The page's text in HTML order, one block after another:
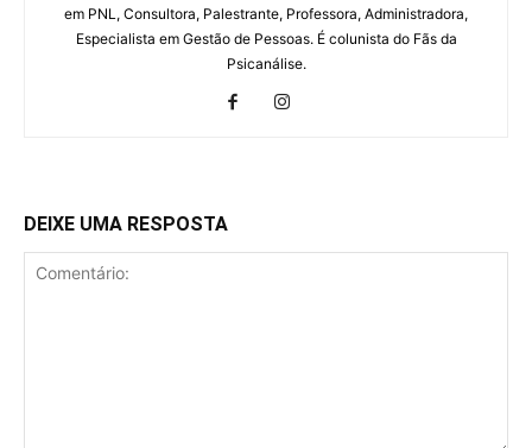
em PNL, Consultora, Palestrante, Professora, Administradora,
Especialista em Gestão de Pessoas. É colunista do Fãs da
Psicanálise.
DEIXE UMA RESPOSTA